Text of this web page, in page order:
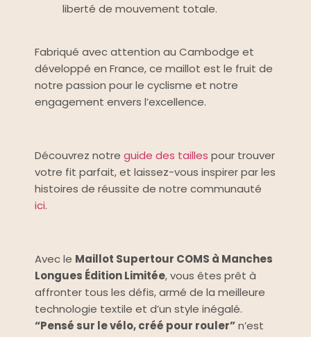
liberté de mouvement totale.
Fabriqué avec attention au Cambodge et
développé en France, ce maillot est le fruit de
notre passion pour le cyclisme et notre
engagement envers l’excellence.
Découvrez notre guide des tailles pour trouver
votre fit parfait, et laissez-vous inspirer par les
histoires de réussite de notre communauté
ici.
Avec le Maillot Supertour COMS à Manches
Longues Édition Limitée, vous êtes prêt à
affronter tous les défis, armé de la meilleure
technologie textile et d’un style inégalé.
“Pensé sur le vélo, créé pour rouler”n’est